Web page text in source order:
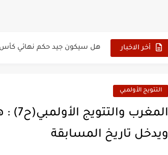
أخر الاخبار
نزهة بدوان.. أسطورة مغربية
زيارة الحسن الثاني الى الجزائر سنة
علي يعتة: مسيرة وطنية من
التتويج الأولمبي
ويدخل تاريخ المسابقة